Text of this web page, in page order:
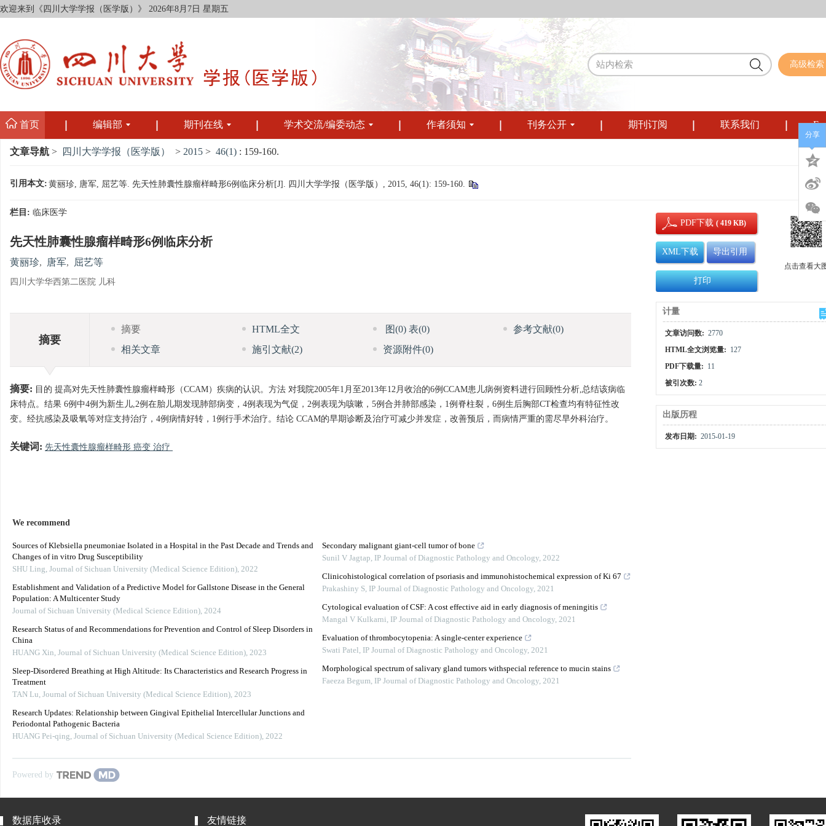
欢迎来到《四川大学学报（医学版）》 2026年8月7日 星期五
高级检索
首页 编辑部 期刊在线 学术交流/编委动态 作者须知 刊务公开 期刊订阅 联系我们
文章导航 > 四川大学学报（医学版） > 2015 > 46(1) : 159-160.
引用本文:黄丽珍, 唐军, 屈艺等. 先天性肺囊性腺瘤样畸形6例临床分析[J]. 四川大学学报（医学版）, 2015, 46(1): 159-160.
栏目: 临床医学
先天性肺囊性腺瘤样畸形6例临床分析
黄丽珍, 唐军, 屈艺等
四川大学华西第二医院 儿科
摘要
摘要 HTML全文 图(0)表(0) 参考文献(0)
相关文章
施引文献(2) 资源附件(0)
摘要: 目的 提高对先天性肺囊性腺瘤样畸形（CCAM）疾病的认识。方法 对我院2005年1月至2013年12月收治的6例CCAM患儿病例资料进行回顾性分析,总结该病临
床特点。结果 6例中4例为新生儿,2例在胎儿期发现肺部病变，4例表现为气促，2例表现为咳嗽，5例合并肺部感染，1例脊柱裂，6例生后胸部CT检查均有特征性改
变。经抗感染及吸氧等对症支持治疗，4例病情好转，1例行手术治疗。结论 CCAM的早期诊断及治疗可减少并发症，改善预后，而病情严重的需尽早外科治疗。
关键词: 先天性囊性腺瘤样畸形 癌变 治疗
We recommend
Sources of Klebsiella pneumoniae Isolated in a Hospital in the Past Decade and Trends and
Changes of in vitro Drug Susceptibility
SHU Ling, Journal of Sichuan University (Medical Science Edition), 2022
Establishment and Validation of a Predictive Model for Gallstone Disease in the General
Population: A Multicenter Study
Journal of Sichuan University (Medical Science Edition), 2024
Research Status of and Recommendations for Prevention and Control of Sleep Disorders in
China
HUANG Xin, Journal of Sichuan University (Medical Science Edition), 2023
Sleep-Disordered Breathing at High Altitude: Its Characteristics and Research Progress in
Treatment
TAN Lu, Journal of Sichuan University (Medical Science Edition), 2023
Research Updates: Relationship between Gingival Epithelial Intercellular Junctions and
Periodontal Pathogenic Bacteria
HUANG Pei-qing, Journal of Sichuan University (Medical Science Edition), 2022
Secondary malignant giant-cell tumor of bone
Sunil V Jagtap, IP Journal of Diagnostic Pathology and Oncology, 2022
Clinicohistological correlation of psoriasis and immunohistochemical expression of Ki 67
Prakashiny S, IP Journal of Diagnostic Pathology and Oncology, 2021
Cytological evaluation of CSF: A cost effective aid in early diagnosis of meningitis
Mangal V Kulkarni, IP Journal of Diagnostic Pathology and Oncology, 2021
Evaluation of thrombocytopenia: A single-center experience
Swati Patel, IP Journal of Diagnostic Pathology and Oncology, 2021
Morphological spectrum of salivary gland tumors withspecial reference to mucin stains
Faeeza Begum, IP Journal of Diagnostic Pathology and Oncology, 2021
Powered by
PDF下载( 419 KB)
XML下载 导出引用
打印
点击查看大
计量
文章访问数: 2770
HTML全文浏览量: 127
PDF下载量: 11
被引次数:2
出版历程
发布日期: 2015-01-19
分享
数据库收录 友情链接